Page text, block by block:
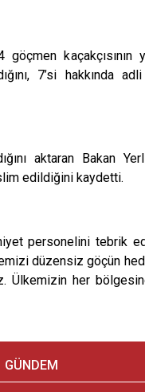
kaçakçısının
7’si hakkında
aktaran Bakan
edildiğini kaydetti.
personelini tebrik
düzensiz göçün
her
GÜNDEM